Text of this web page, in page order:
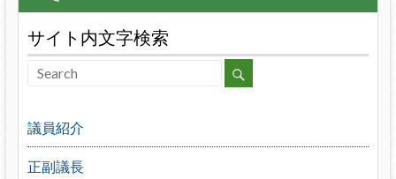
サイト内文字検索
議員紹介
正副議長